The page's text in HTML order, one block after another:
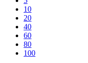
10
20
40
60
80
100